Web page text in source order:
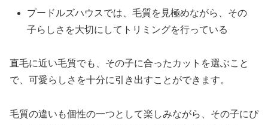
プードルズハウスでは、毛質を見極めながら、その
子らしさを大切にしてトリミングを行っている
直毛に近い毛質でも、その子に合ったカットを選ぶこと
で、可愛らしさを十分に引き出すことができます。
毛質の違いも個性の一つとして楽しみながら、その子にぴ